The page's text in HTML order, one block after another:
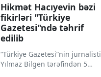
Hikmət Hacıyevin bəzi
fikirləri "Türkiye
Gazetesi"ndə təhrif
edilib
“Türkiye Gazetesi”nin jurnalisti
Yılmaz Bilgen tərəfindən 5